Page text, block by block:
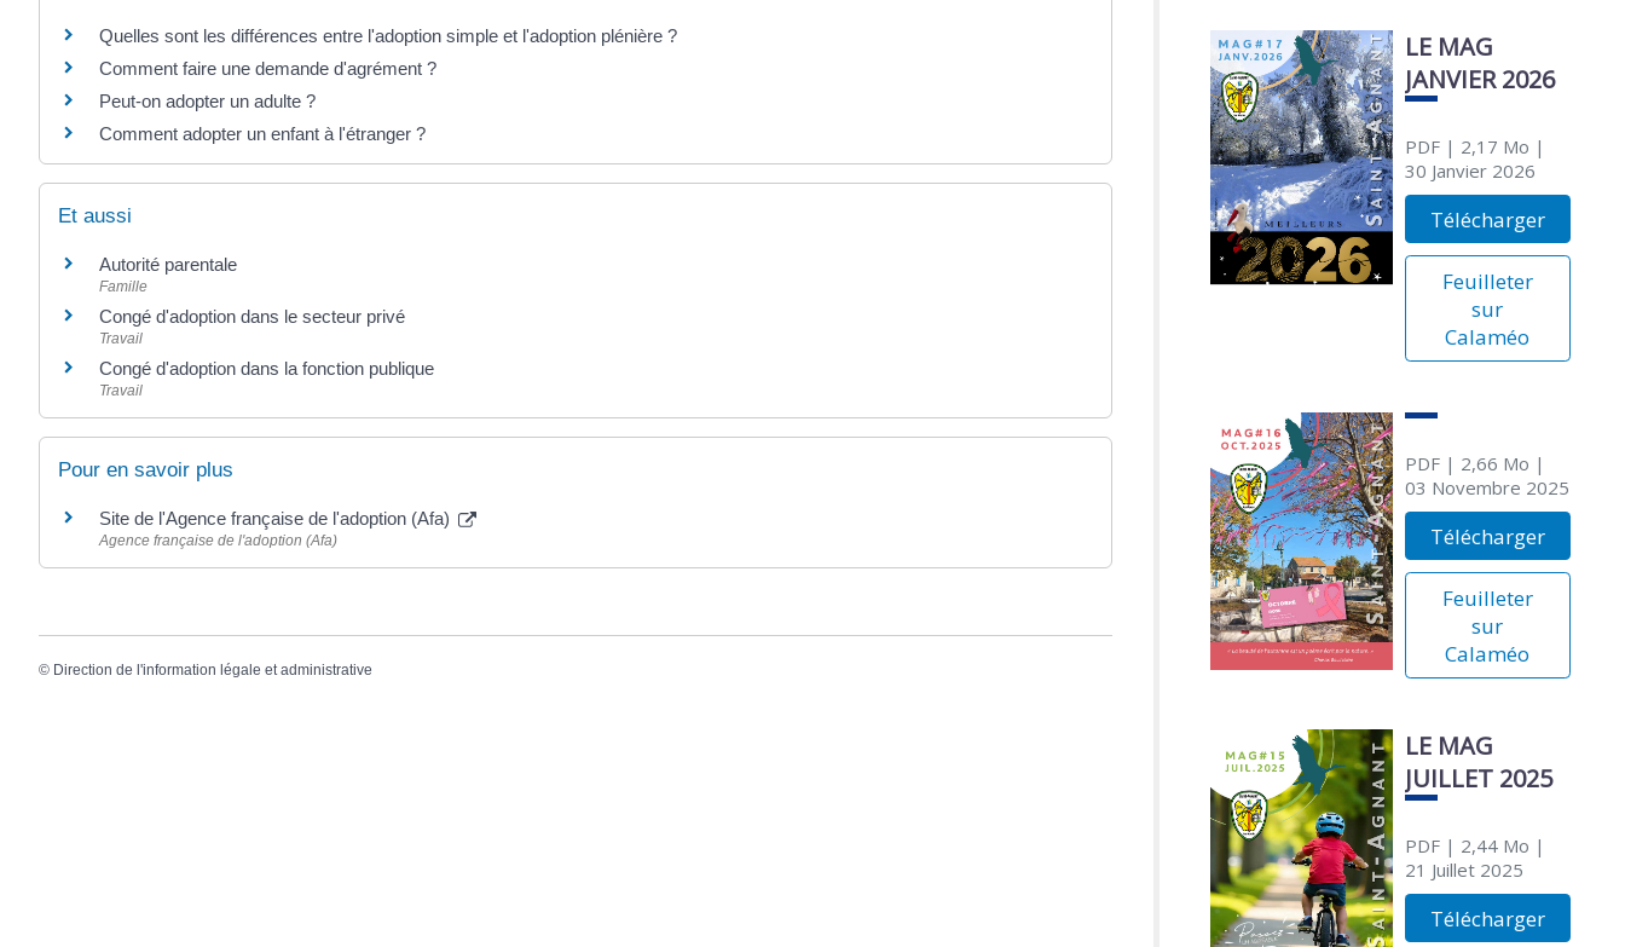
Quelles sont les différences entre l'adoption simple et l'adoption plénière ?
Comment faire une demande d'agrément ?
Peut-on adopter un adulte ?
Comment adopter un enfant à l'étranger ?
Et aussi
Autorité parentale
Famille
Congé d'adoption dans le secteur privé
Travail
Congé d'adoption dans la fonction publique
Travail
Pour en savoir plus
Site de l'Agence française de l'adoption (Afa)
Agence française de l'adoption (Afa)
© Direction de l'information légale et administrative
LE MAG
JANVIER 2026
PDF| 2,17 Mo |
30 Janvier 2026
Télécharger
Feuilleter
sur
Calaméo
PDF| 2,66 Mo |
03 Novembre 2025
Télécharger
Feuilleter
sur
Calaméo
LE MAG
JUILLET 2025
PDF| 2,44 Mo |
21 Juillet 2025
Télécharger